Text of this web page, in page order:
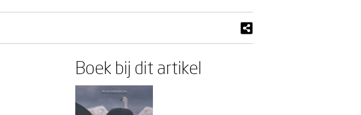
Boek bij dit artikel